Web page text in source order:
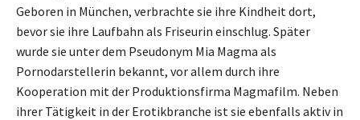
Geboren in München, verbrachte sie ihre Kindheit dort,
bevor sie ihre Laufbahn als Friseurin einschlug. Später
wurde sie unter dem Pseudonym Mia Magma als
Pornodarstellerin bekannt, vor allem durch ihre
Kooperation mit der Produktionsfirma Magmafilm. Neben
ihrer Tätigkeit in der Erotikbranche ist sie ebenfalls aktiv in